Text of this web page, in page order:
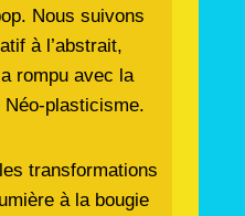
Nous suivons
à l’abstrait,
rompu avec la
plasticisme.
transformations
à la bougie